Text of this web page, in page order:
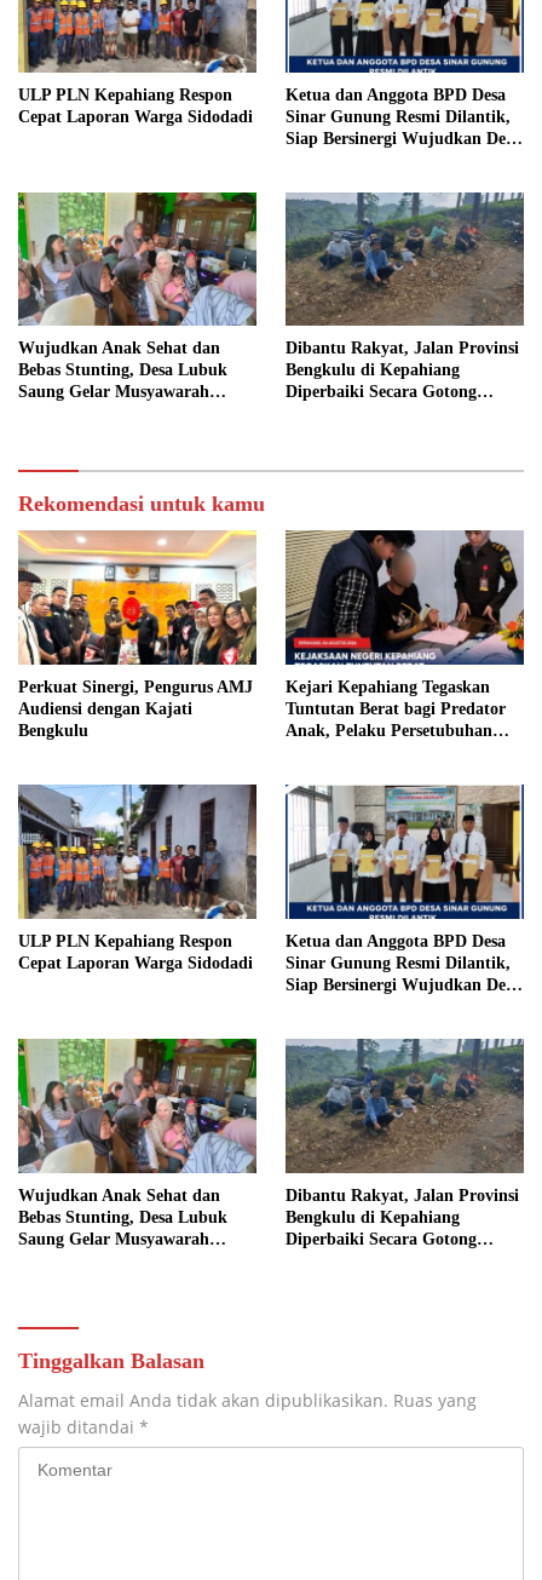
ULP PLN Kepahiang Respon
Cepat Laporan Warga Sidodadi
Ketua dan Anggota BPD Desa
Sinar Gunung Resmi Dilantik,
Siap Bersinergi Wujudkan Desa
Wujudkan Anak Sehat dan
Bebas Stunting, Desa Lubuk
Saung Gelar Musyawarah
Dibantu Rakyat, Jalan Provinsi
Bengkulu di Kepahiang
Diperbaiki Secara Gotong
Rekomendasi untuk kamu
Perkuat Sinergi, Pengurus AMJ
Audiensi dengan Kajati
Bengkulu
Kejari Kepahiang Tegaskan
Tuntutan Berat bagi Predator
Anak, Pelaku Persetubuhan
Penjara
ULP PLN Kepahiang Respon
Cepat Laporan Warga Sidodadi
Ketua dan Anggota BPD Desa
Sinar Gunung Resmi Dilantik,
Siap Bersinergi Wujudkan Desa
Wujudkan Anak Sehat dan
Bebas Stunting, Desa Lubuk
Saung Gelar Musyawarah
Dibantu Rakyat, Jalan Provinsi
Bengkulu di Kepahiang
Diperbaiki Secara Gotong
Tinggalkan Balasan
Alamat email Anda tidak akan dipublikasikan. Ruas yang
wajib ditandai *